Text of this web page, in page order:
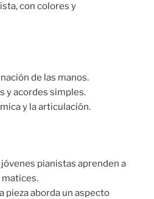
con colores y
de las manos.
y acordes simples.
y la articulación.
pianistas aprenden a
pieza aborda un aspecto